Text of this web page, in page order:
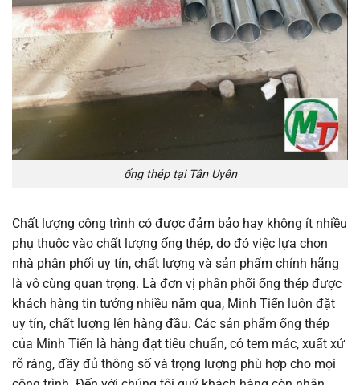
ống thép tại Tân Uyên
Chất lượng công trình có được đảm bảo hay không ít nhiều
phụ thuộc vào chất lượng ống thép, do đó việc lựa chọn
nhà phân phối uy tín, chất lượng và sản phẩm chính hãng
là vô cùng quan trọng. Là đơn vị phân phối ống thép được
khách hàng tin tưởng nhiều năm qua, Minh Tiến luôn đặt
uy tín, chất lượng lên hàng đầu. Các sản phẩm ống thép
của Minh Tiến là hàng đạt tiêu chuẩn, có tem mác, xuất xứ
rõ ràng, đầy đủ thông số và trọng lượng phù hợp cho mọi